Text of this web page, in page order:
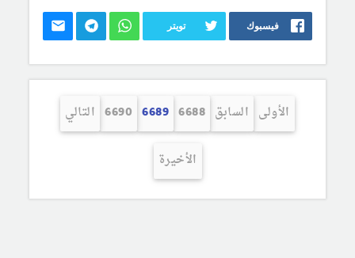
فيسبوك تويتر
الأولى السابق 6688
6689
6690 التالي
الأخيرة